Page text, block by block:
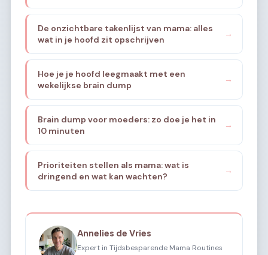
De onzichtbare takenlijst van mama: alles
wat in je hoofd zit opschrijven
→
Hoe je je hoofd leegmaakt met een
wekelijkse brain dump
→
Brain dump voor moeders: zo doe je het in
10 minuten
→
Prioriteiten stellen als mama: wat is
dringend en wat kan wachten?
→
Annelies de Vries
Expert in Tijdsbesparende Mama Routines